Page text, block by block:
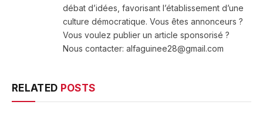
débat d’idées, favorisant l’établissement d’une
culture démocratique. Vous êtes annonceurs ?
Vous voulez publier un article sponsorisé ?
Nous contacter: alfaguinee28@gmail.com
RELATED POSTS